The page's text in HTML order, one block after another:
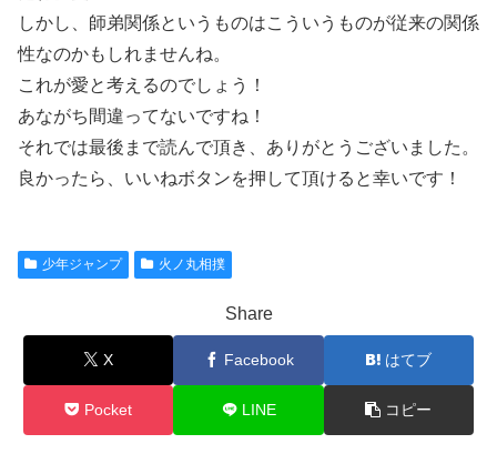
しかし、師弟関係というものはこういうものが従来の関係
性なのかもしれませんね。
これが愛と考えるのでしょう！
あながち間違ってないですね！
それでは最後まで読んで頂き、ありがとうございました。
良かったら、いいねボタンを押して頂けると幸いです！
少年ジャンプ 火ノ丸相撲
Share
X Facebook はてブ
Pocket LINE コピー